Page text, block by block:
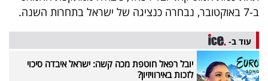
שיתופי
פעולה
ב-7 באוקטובר, נבחרה כנציגה של ישראל בתחרות השנה.
עוד ב-
יובל רפאל חוטפת מכה קשה: ישראל איבדה סיכוי
לזכות באירוויזיון?